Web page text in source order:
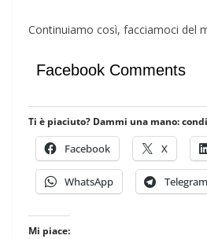
Continuiamo così, facciamoci del
Facebook Comments
Ti è piaciuto? Dammi una mano:
Facebook X
WhatsApp Telegram
Mi piace: